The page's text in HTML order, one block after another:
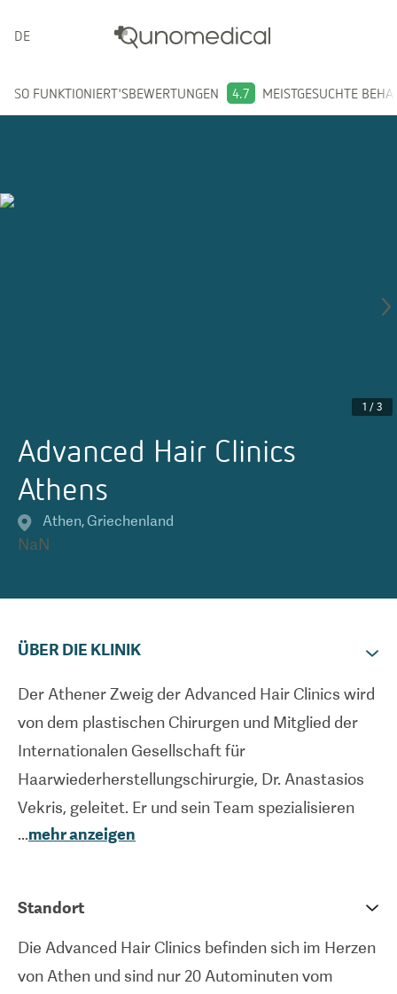
DEUTSCH
SO FUNKTIONIERT'SBEWERTUNGEN 4.7 MEISTGESUCHTE
1 / 3
Advanced Hair Clinics
Athens
Athen,Griechenland
NaN
ÜBER DIE KLINIK
Der Athener Zweig der Advanced Hair Clinics wird
von dem plastischen Chirurgen und Mitglied der
Internationalen Gesellschaft für
Haarwiederherstellungschirurgie, Dr. Anastasios
Vekris, geleitet. Er und sein Team spezialisieren
sich auf die Technik der Follicular Unit Extraction
Infektionsrisiko, keine größeren Narben, eine
schnellere Genesungszeit als die traditionelle
...mehr anzeigen
Standort
Die Advanced Hair Clinics befinden sich im Herzen
von Athen und sind nur 20 Autominuten vom